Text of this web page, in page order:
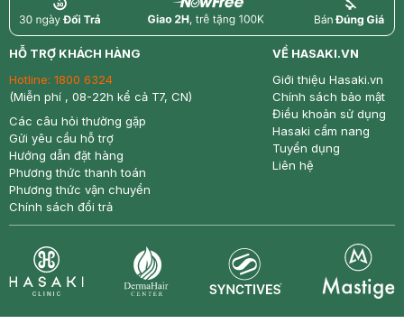
return nowfree price
HỖ TRỢ KHÁCH HÀNG
Hotline: 1800 6324
(Miễn phí , 08-22h kể cả T7, CN)
Các câu hỏi thường gặp
Gửi yêu cầu hỗ trợ
Hướng dẫn đặt hàng
Phương thức thanh toán
Phương thức vận chuyển
Chính sách đổi trả
VỀ HASAKI.VN
Giới thiệu Hasaki.vn
Chính sách bảo mật
Điều khoản sử dụng
Hasaki cẩm nang
Tuyển dụng
Liên hệ